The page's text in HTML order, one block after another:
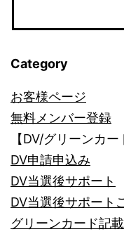
Category
お客様ページ
無料メンバー登録
【DV/グリーンカー
DV申請申込み
DV当選後サポート
DV当選後サポート
グリーンカード記